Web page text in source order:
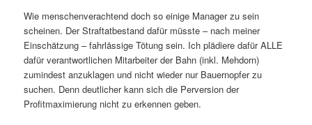
Wie menschenverachtend doch so einige Manager zu sein
scheinen. Der Straftatbestand dafür müsste – nach meiner
Einschätzung – fahrlässige Tötung sein. Ich plädiere dafür ALLE
dafür verantwortlichen Mitarbeiter der Bahn (inkl. Mehdorn)
zumindest anzuklagen und nicht wieder nur Bauernopfer zu
suchen. Denn deutlicher kann sich die Perversion der
Profitmaximierung nicht zu erkennen geben.